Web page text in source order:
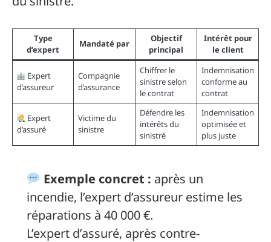
Type
d’expert
Mandaté par
Objectif
principal
Intérêt pour
le client
Expert
d’assureur
Compagnie
d’assurance
Chiffrer le
sinistre selon
le contrat
Indemnisation
conforme au
contrat
Expert
d’assuré
Victime du
sinistre
Défendre les
intérêts du
sinistré
Indemnisation
optimisée et
plus juste
Exemple concret : après un
incendie, l’expert d’assureur estime les
réparations à 40 000 €.
L’expert d’assuré, après contre-